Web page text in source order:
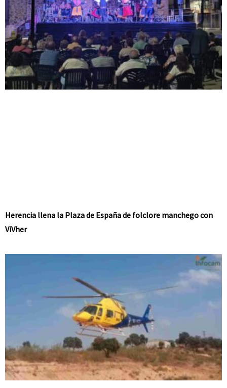
Herencia llena la Plaza de España de folclore manchego con
ViVher